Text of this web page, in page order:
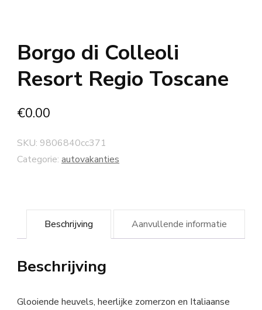
Borgo di Colleoli
Resort Regio Toscane
€0.00
SKU: 9806840cc371
Categorie: autovakanties
Beschrijving Aanvullende informatie
Beschrijving
Glooiende heuvels, heerlijke zomerzon en Italiaanse